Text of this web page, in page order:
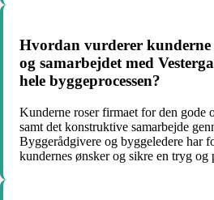
Hvordan vurderer
og samarbejdet med
hele byggeprocessen?
Kunderne roser firmaet for den gode
samt det konstruktive samarbejde
Byggerådgivere og byggeledere har
kundernes ønsker og sikre en tryg og